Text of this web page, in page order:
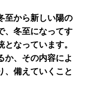
至から新しい陽の
、冬至になってす
なっています。
か、その内容によ
、備えていくこと